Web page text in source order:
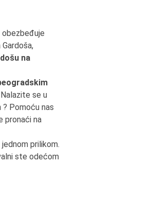
na
se u
? Pomoću nas
pronaći na
prilikom.
ste odećom